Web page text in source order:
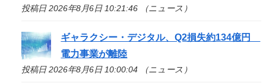
投稿日 2026年8月6日 10:21:46 （ニュース）
ギャラクシー・デジタル、Q2損失約134億円
電力事業が離陸
投稿日 2026年8月6日 10:00:04 （ニュース）